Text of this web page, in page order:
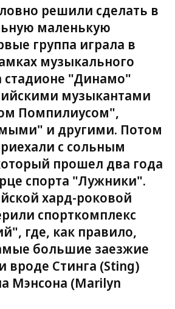
решили сделать в
маленькую
группа играла в
музыкального
стадионе "Динамо"
музыкантами
Помпилиусом",
и другими. Потом
с сольным
прошел два года
спорта "Лужники".
хард-роковой
спорткомплекс
где, как правило,
большие заезжие
вроде Стинга (Sting)
Мэнсона (Marilyn